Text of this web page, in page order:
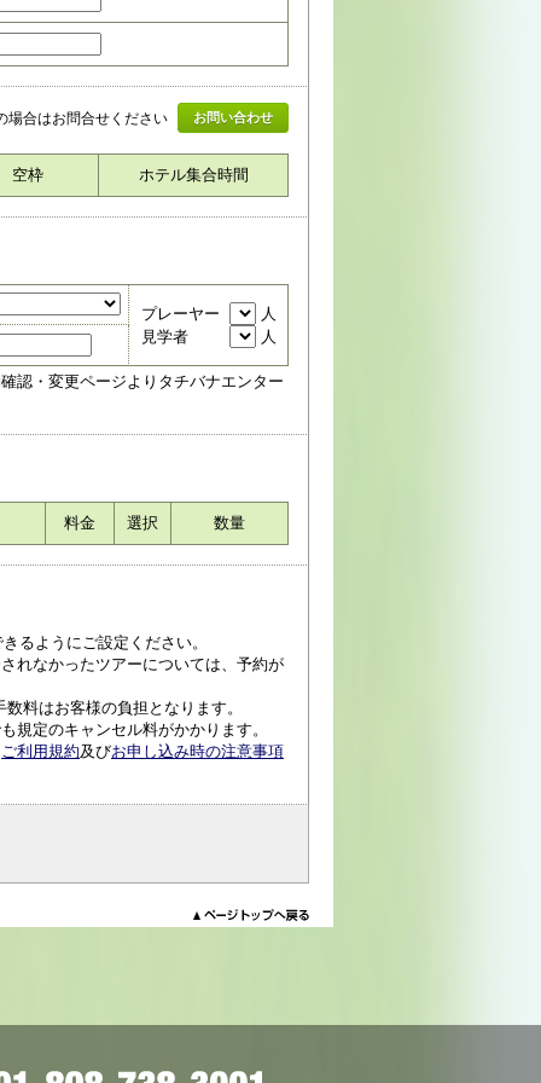
場合はお問合せください お問い合わせ
空枠 ホテル集合時間
プレーヤー
人
見学者
人
認・変更ページよりタチバナエンター
料金 選択 数量
るようにご設定ください。
れなかったツアーについては、予約が
料はお客様の負担となります。
規定のキャンセル料がかかります。
ご利用規約及びお申し込み時の注意事項